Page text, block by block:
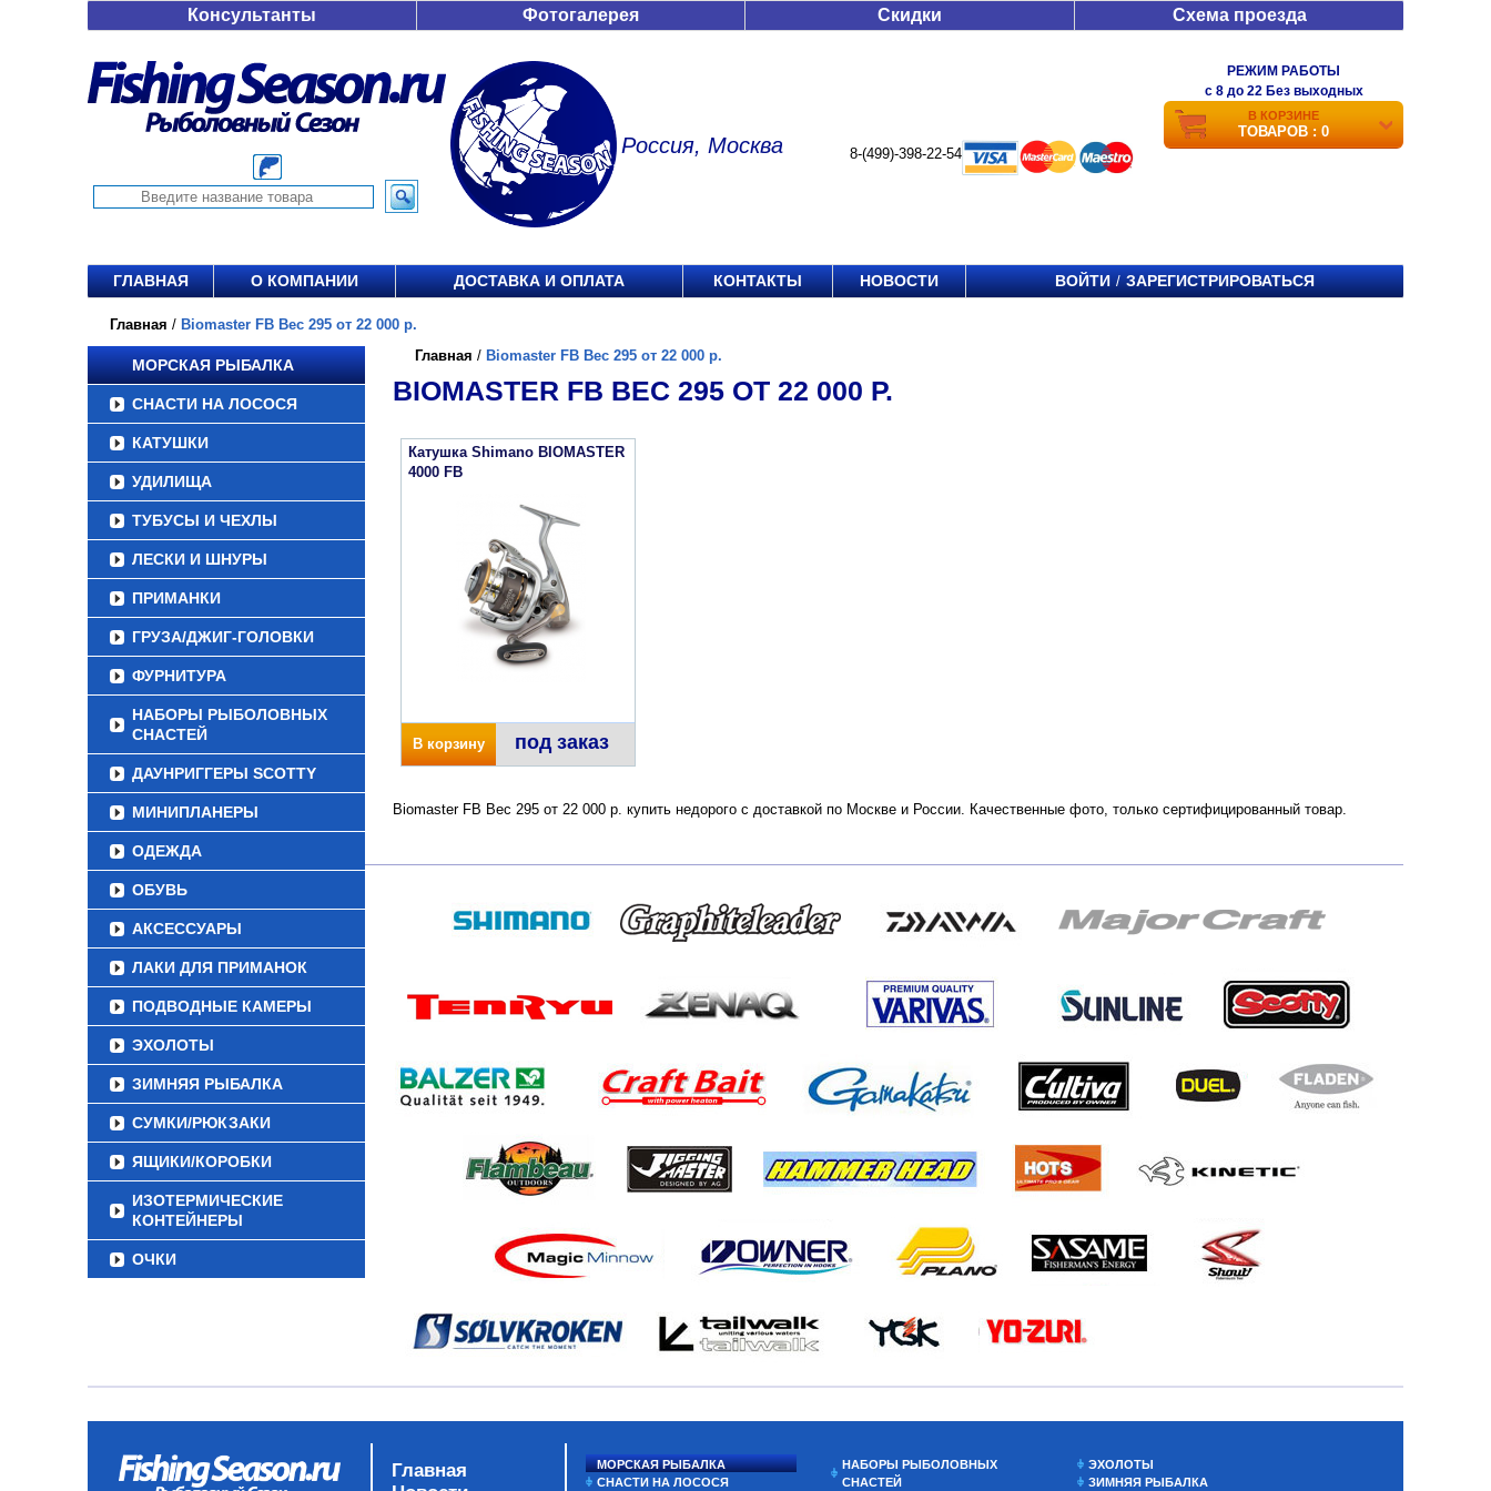
Консультанты Фотогалерея Скидки Схема проезда
Россия, Москва 8-(499)-398-22-54
РЕЖИМ РАБОТЫ
c 8 до 22 Без выходных
В КОРЗИНЕ
ТОВАРОВ : 0
ГЛАВНАЯ О КОМПАНИИ ДОСТАВКА И ОПЛАТА КОНТАКТЫ НОВОСТИ ВОЙТИ / ЗАРЕГИСТРИРОВАТЬСЯ
Главная / Biomaster FB Вес 295 от 22 000 р.
МОРСКАЯ РЫБАЛКА
СНАСТИ НА ЛОСОСЯ
КАТУШКИ
УДИЛИЩА
ТУБУСЫ И ЧЕХЛЫ
ЛЕСКИ И ШНУРЫ
ПРИМАНКИ
ГРУЗА/ДЖИГ-ГОЛОВКИ
ФУРНИТУРА
НАБОРЫ РЫБОЛОВНЫХ
СНАСТЕЙ
ДАУНРИГГЕРЫ SCOTTY
МИНИПЛАНЕРЫ
ОДЕЖДА
ОБУВЬ
АКСЕССУАРЫ
ЛАКИ ДЛЯ ПРИМАНОК
ПОДВОДНЫЕ КАМЕРЫ
ЭХОЛОТЫ
ЗИМНЯЯ РЫБАЛКА
СУМКИ/РЮКЗАКИ
ЯЩИКИ/КОРОБКИ
ИЗОТЕРМИЧЕСКИЕ
КОНТЕЙНЕРЫ
ОЧКИ
Главная / Biomaster FB Вес 295 от 22 000 р.
BIOMASTER FB ВЕС 295 ОТ 22 000 Р.
Катушка Shimano BIOMASTER
4000 FB
В корзину под заказ
Biomaster FB Вес 295 от 22 000 р. купить недорого с доставкой по Москве и России. Качественные фото, только сертифицированный товар.
Главная
МОРСКАЯ РЫБАЛКА
СНАСТИ НА ЛОСОСЯ
НАБОРЫ РЫБОЛОВНЫХ
СНАСТЕЙ
ЭХОЛОТЫ
ЗИМНЯЯ РЫБАЛКА